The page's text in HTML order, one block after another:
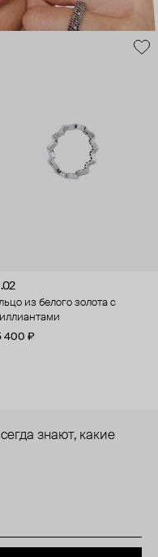
из белого золота с
400 ₽
знают, какие